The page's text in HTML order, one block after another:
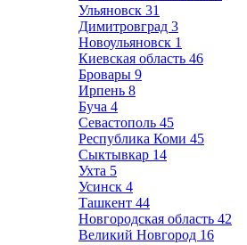
Ульяновск 31
Димитровград 3
Новоульяновск 1
Киевская область 46
Бровары 9
Ирпень 8
Буча 4
Севастополь 45
Республика Коми 45
Сыктывкар 14
Ухта 5
Усинск 4
Ташкент 44
Новгородская область 42
Великий Новгород 16